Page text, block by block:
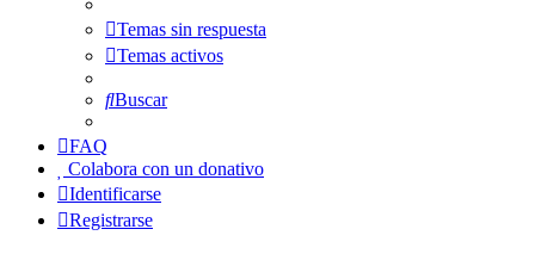
Temas sin respuesta
Temas activos
Buscar
FAQ
Colabora con un donativo
Identificarse
Registrarse